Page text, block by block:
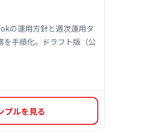
の運用方針と週次運用タ
を手順化。ドラフト版（公
プルを見る